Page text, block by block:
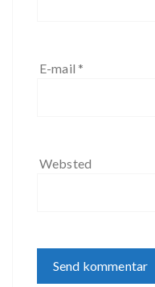
E-mail *
Websted